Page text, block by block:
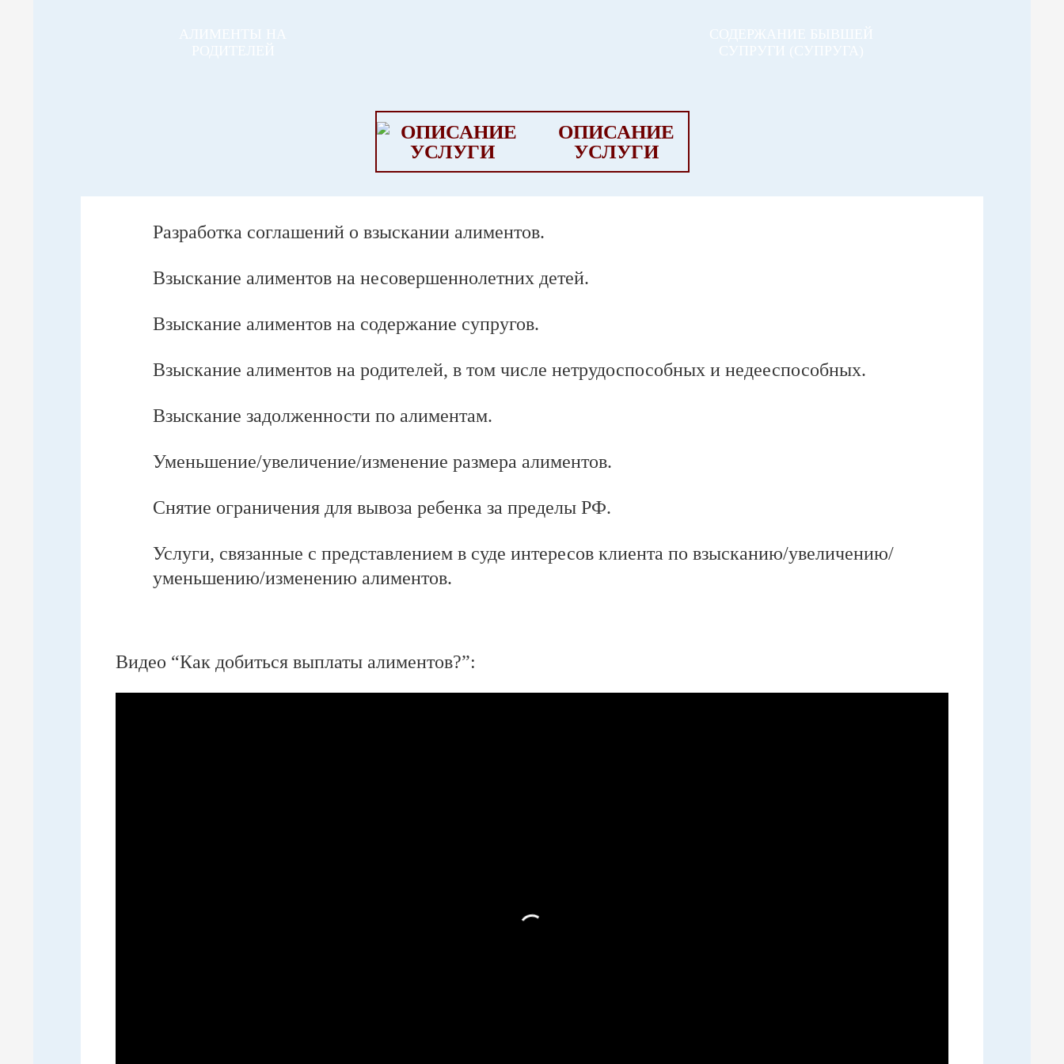
АЛИМЕНТЫ НА
РОДИТЕЛЕЙ
СОДЕРЖАНИЕ БЫВШЕЙ
СУПРУГИ (СУПРУГА)
ОПИСАНИЕ
УСЛУГИ
Разработка соглашений о взыскании алиментов.
Взыскание алиментов на несовершеннолетних детей.
Взыскание алиментов на содержание супругов.
Взыскание алиментов на родителей, в том числе нетрудоспособных и недееспособных.
Взыскание задолженности по алиментам.
Уменьшение/увеличение/изменение размера алиментов.
Снятие ограничения для вывоза ребенка за пределы РФ.
Услуги, связанные с представлением в суде интересов клиента по взысканию/увеличению/
уменьшению/изменению алиментов.
Видео “Как добиться выплаты алиментов?”: